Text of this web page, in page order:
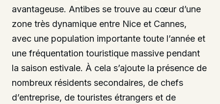
avantageuse. Antibes se trouve au cœur d’une
zone très dynamique entre Nice et Cannes,
avec une population importante toute l’année et
une fréquentation touristique massive pendant
la saison estivale. À cela s’ajoute la présence de
nombreux résidents secondaires, de chefs
d’entreprise, de touristes étrangers et de